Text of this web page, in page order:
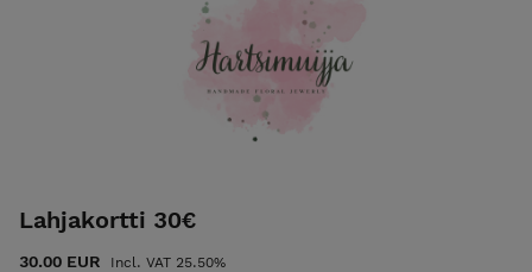
Lahjakortti 30€
30.00 EUR Incl. VAT 25.50%